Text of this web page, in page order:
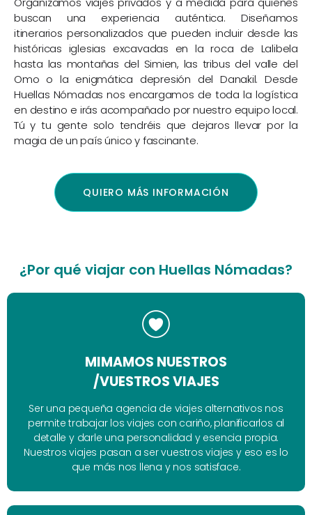
buscan una experiencia auténtica. Diseñamos
itinerarios personalizados que pueden incluir desde las
históricas iglesias excavadas en la roca de Lalibela
hasta las montañas del Simien, las tribus del valle del
Omo o la enigmática depresión del Danakil. Desde
Huellas Nómadas nos encargamos de toda la logística
en destino e irás acompañado por nuestro equipo local.
Tú y tu gente solo tendréis que dejaros llevar por la
magia de un país único y fascinante.
QUIERO MÁS INFORMACIÓN
¿Por qué viajar con Huellas Nómadas?
MIMAMOS NUESTROS
/VUESTROS VIAJES
Ser una pequeña agencia de viajes alternativos nos
permite trabajar los viajes con cariño, planificarlos al
detalle y darle una personalidad y esencia propia.
Nuestros viajes pasan a ser vuestros viajes y eso es lo
que más nos llena y nos satisface.